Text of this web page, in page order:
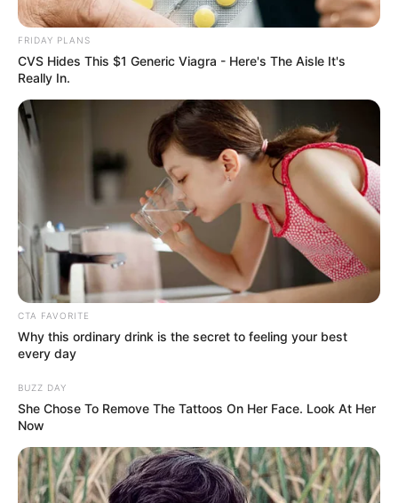
Posted
in
Friss hírek
Semjén Zsolt lemondása…
Felszólították Semjén Zsoltot–
Távozzon a posztjáról
FRIDAY PLANS
CVS Hides This $1 Generic Viagra - Here's The Aisle It's
Really In.
CTA FAVORITE
Why this ordinary drink is the secret to feeling your best
every day
BUZZ DAY
She Chose To Remove The Tattoos On Her Face. Look At Her
Now